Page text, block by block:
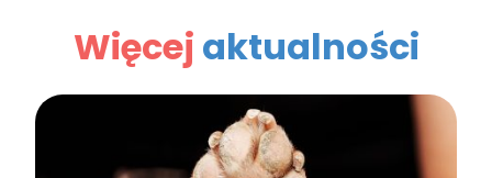
Więcej aktualności